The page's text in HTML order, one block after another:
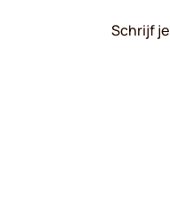
Schrijf